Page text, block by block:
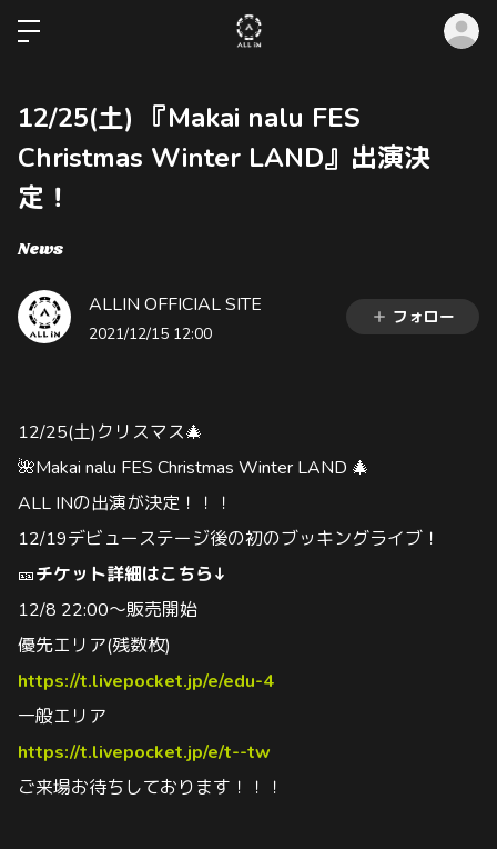
12/25(土) 『Makai nalu FES
Christmas Winter LAND』出演決
定！
News
ALLIN OFFICIAL SITE
2021/12/15 12:00
フォロー
12/25(土)クリスマス🎄
🌺Makai nalu FES Christmas Winter LAND 🎄
ALL INの出演が決定！！！
12/19デビューステージ後の初のブッキングライブ！
🎫チケット詳細はこちら↓
12/8 22:00～販売開始
優先エリア(残数枚)
https://t.livepocket.jp/e/edu-4
一般エリア
https://t.livepocket.jp/e/t--tw
ご来場お待ちしております！！！